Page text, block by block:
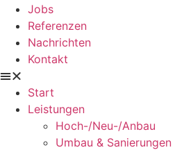
Jobs
Referenzen
Nachrichten
Kontakt
Start
Leistungen
Hoch-/Neu-/Anbau
Umbau & Sanierungen